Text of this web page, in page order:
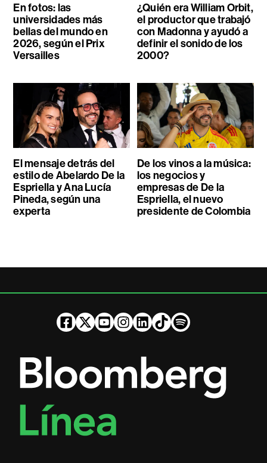
En fotos: las
universidades más
bellas del mundo en
2026, según el Prix
Versailles
¿Quién era William Orbit,
el productor que trabajó
con Madonna y ayudó a
definir el sonido de los
2000?
El mensaje detrás del
estilo de Abelardo De la
Espriella y Ana Lucía
Pineda, según una
experta
De los vinos a la música:
los negocios y
empresas de De la
Espriella, el nuevo
presidente de Colombia